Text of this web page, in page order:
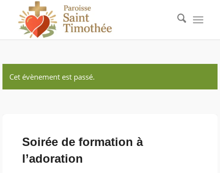
Cet évènement est passé.
Soirée de formation à
l’adoration